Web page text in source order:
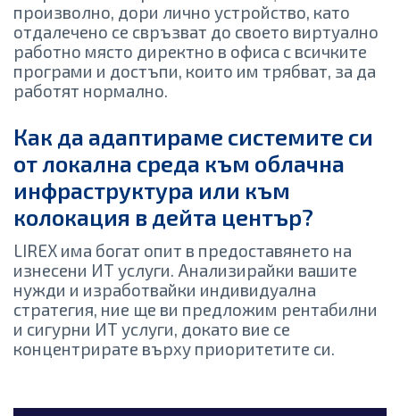
произволно, дори лично устройство, като
отдалечено се свръзват до своето виртуално
работно място директно в офиса с всичките
програми и достъпи, които им трябват, за да
работят нормално.
Как да адаптираме системите си
от локална среда към облачна
инфраструктура или към
колокация в дейта център?
LIREX има богат опит в предоставянето на
изнесени ИТ услуги. Анализирайки вашите
нужди и изработвайки индивидуална
стратегия, ние ще ви предложим рентабилни
и сигурни ИТ услуги, докато вие се
концентрирате върху приоритетите си.